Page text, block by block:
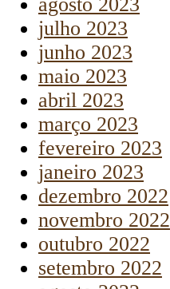
julho 2023
junho 2023
maio 2023
abril 2023
março 2023
fevereiro 2023
janeiro 2023
dezembro 2022
novembro 2022
outubro 2022
setembro 2022